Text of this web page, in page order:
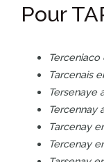
Pour
Terceniaco
Tarcenais
Tersenaye
Tercennay
Tarcenay
Tercenay